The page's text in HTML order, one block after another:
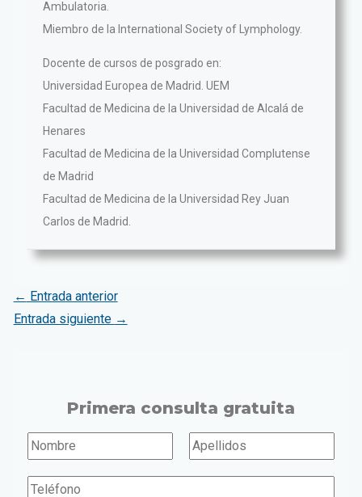
Ambulatoria.
Miembro de la International Society of Lymphology.
Docente de cursos de posgrado en:
Universidad Europea de Madrid. UEM
Facultad de Medicina de la Universidad de Alcalá de
Henares
Facultad de Medicina de la Universidad Complutense
de Madrid
Facultad de Medicina de la Universidad Rey Juan
Carlos de Madrid.
← Entrada anterior
Entrada siguiente →
Primera consulta gratuita
N
T